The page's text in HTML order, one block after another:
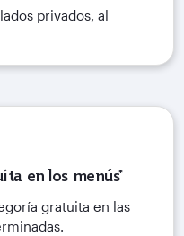
privados, al
en los menús*
gratuita en las